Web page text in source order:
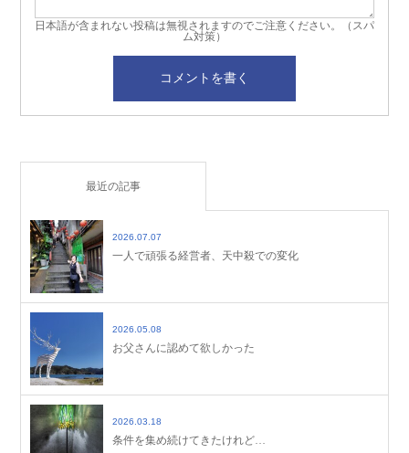
日本語が含まれない投稿は無視されますのでご注意ください。（スパ
ム対策）
最近の記事
2026.07.07
一人で頑張る経営者、天中殺での変化
2026.05.08
お父さんに認めて欲しかった
2026.03.18
条件を集め続けてきたけれど…